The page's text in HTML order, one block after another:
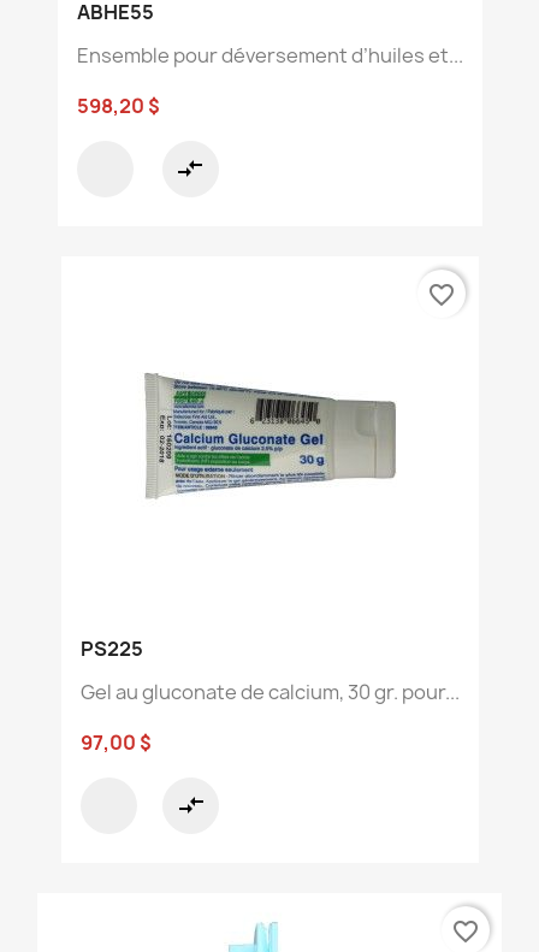
ABHE55
Ensemble pour déversement d’huiles et...
598,20 $
compare_arrows
PS225
Gel au gluconate de calcium, 30 gr. pour...
97,00 $
compare_arrows
favorite_border
favorite_border